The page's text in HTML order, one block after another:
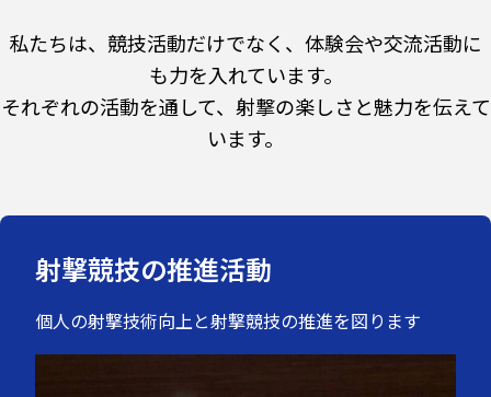
私たちは、競技活動だけでなく、体験会や交流活動に
も力を入れています。
それぞれの活動を通して、射撃の楽しさと魅力を伝えて
います。
射撃競技の推進活動
個人の射撃技術向上と射撃競技の推進を図ります